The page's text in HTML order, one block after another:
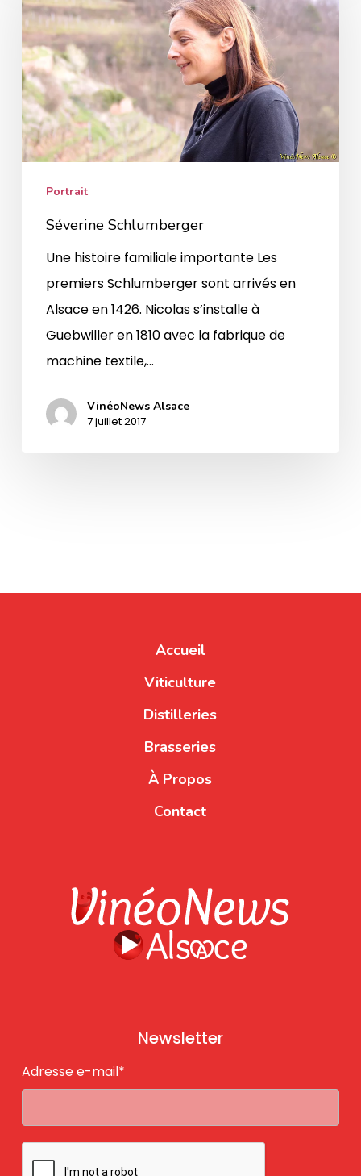
Portrait
Séverine Schlumberger
Une histoire familiale importante Les
premiers Schlumberger sont arrivés en
Alsace en 1426. Nicolas s’installe à
Guebwiller en 1810 avec la fabrique de
machine textile,…
VinéoNews Alsace
7 juillet 2017
Accueil
Viticulture
Distilleries
Brasseries
À Propos
Contact
Newsletter
Adresse e-mail*